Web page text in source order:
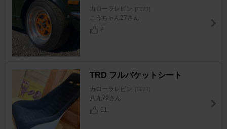
カローラレビン [TE27]
こうちゃん27さん
8
TRD フルバケットシート
カローラレビン [TE27]
八九72さん
61